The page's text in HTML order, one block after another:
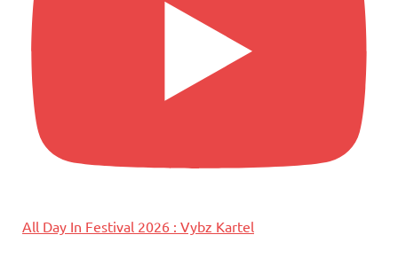
All Day In Festival 2026 : Vybz Kartel